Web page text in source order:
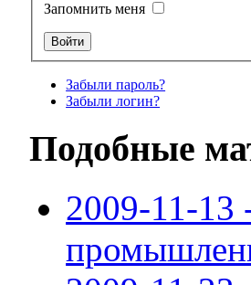
Запомнить меня
Забыли пароль?
Забыли логин?
Подобные
2009-11-13